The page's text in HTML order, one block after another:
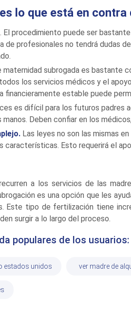
lo que está en
. El procedimiento puede ser
de profesionales no tendrá dudas
maternidad subrogada es bastante
los servicios médicos y el
financieramente estable puede
es difícil para los futuros padres
Deben confiar en los
Las leyes no son las mismas
características. Esto requerirá el
a los servicios de las
es una opción que les
Este tipo de fertilización tiene
surgir a lo largo del proceso.
populares de los usuarios:
estados unidos ver madre de